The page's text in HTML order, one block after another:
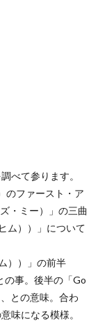
べて参ります。
のファースト・ア
・ミー）」の三曲
ム））」について
））」の前半
の事。後半の「Go
との意味。合わ
味になる模様。